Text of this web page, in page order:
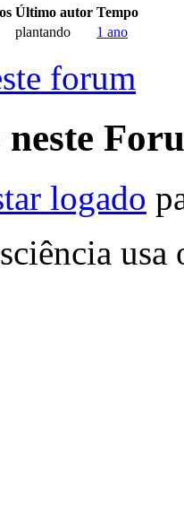
Último autor Tempo
plantando 1 ano
forum
logado